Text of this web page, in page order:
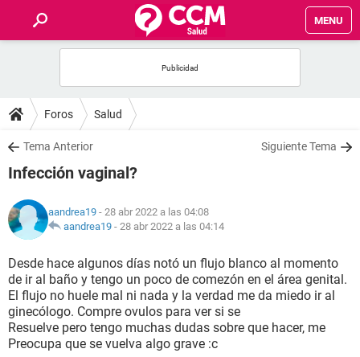
MENU
FOROS
SALUD
NUTRICIÓN
BIENESTAR
SEXUALIDAD
GLOSARIO
Foros Salud
Tema Anterior Siguiente Tema
Infección vaginal?
aandrea19 - 28 abr 2022 a las 04:08
aandrea19 - 28 abr 2022 a las 04:14
Desde hace algunos días notó un flujo blanco al momento
de ir al baño y tengo un poco de comezón en el área genital.
El flujo no huele mal ni nada y la verdad me da miedo ir al
ginecólogo. Compre ovulos para ver si se
Resuelve pero tengo muchas dudas sobre que hacer, me
Preocupa que se vuelva algo grave :c